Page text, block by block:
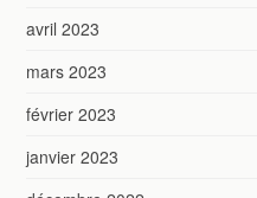
avril 2023
mars 2023
février 2023
janvier 2023